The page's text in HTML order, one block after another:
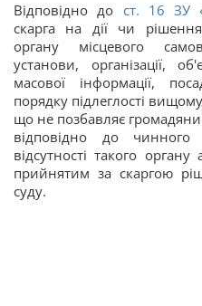
Відповідно до ст. 16 ЗУ
скарга на дії чи
органу місцевого
установи, організації,
масової інформації,
порядку підлеглості
що не позбавляє
відповідно до
відсутності такого
прийнятим за скаргою
суду.